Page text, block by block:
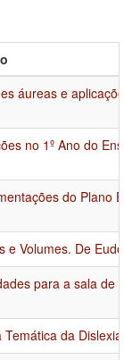
áureas e
no 1º Ano do
do Plano
e Volumes. De
para a sala de
Temática da